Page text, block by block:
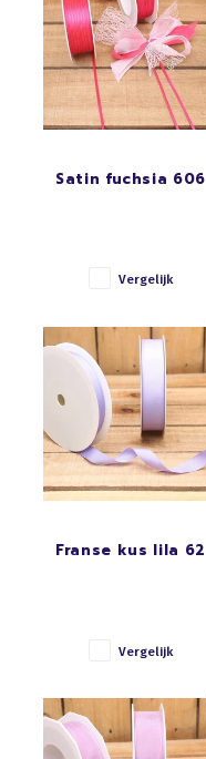
Satin fuchsia 606
Vergelijk
Franse kus lila 62
Vergelijk